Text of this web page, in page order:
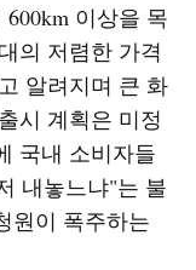
이상을 목
의 저렴한 가격
알려지며 큰 화
시 계획은 미정
국내 소비자들
내놓느냐"는 불
원이 폭주하는